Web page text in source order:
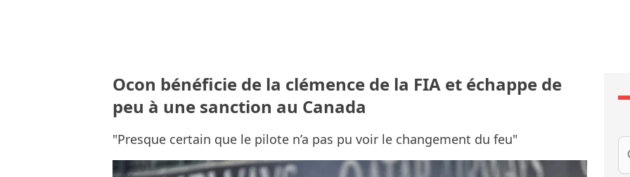
Ocon bénéficie de la clémence de la FIA et échappe de
peu à une sanction au Canada
"Presque certain que le pilote n’a pas pu voir le changement du feu"